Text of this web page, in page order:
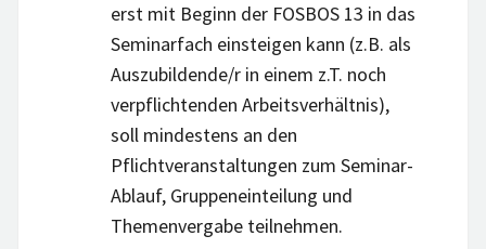
erst mit Beginn der FOSBOS 13 in das
Seminarfach einsteigen kann (z.B. als
Auszubildende/r in einem z.T. noch
verpflichtenden Arbeitsverhältnis),
soll mindestens an den
Pflichtveranstaltungen zum Seminar-
Ablauf, Gruppeneinteilung und
Themenvergabe teilnehmen.